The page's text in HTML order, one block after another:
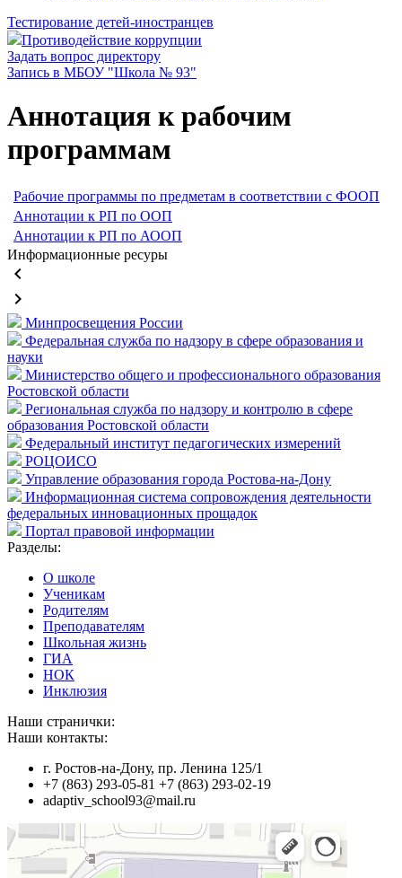
Тестирование детей-иностранцев
Противодействие коррупции
Задать вопрос директору
Запись в МБОУ "Школа № 93"
Аннотация к рабочим
программам
Рабочие программы по предметам в соответствии с ФООП
Аннотации к РП по ООП
Аннотации к РП по АООП
Информационные ресуры
keyboard_arrow_left
keyboard_arrow_right
Минпросвещения России
Федеральная служба по надзору в сфере образования и
науки
Министерство общего и профессионального образования
Ростовской области
Региональная служба по надзору и контролю в сфере
образования Ростовской области
Федеральный институт педагогических измерений
РОЦОИСО
Управление образования города Ростова-на-Дону
Информационная система сопровождения деятельности
федеральных инновационных прощадок
Портал правовой информации
Разделы:
О школе
Ученикам
Родителям
Преподавателям
Школьная жизнь
ГИА
НОК
Инклюзия
Наши странички:
Наши контакты:
г. Ростов-на-Дону, пр. Ленина 125/1
+7 (863) 293-05-81 +7 (863) 293-02-19
adaptiv_school93@mail.ru